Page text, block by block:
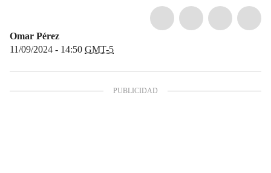
Omar Pérez
11/09/2024 - 14:50 GMT-5